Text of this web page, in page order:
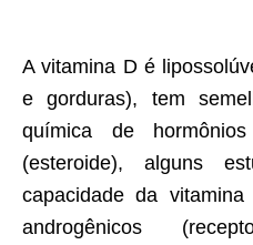
A vitamina D é
e gorduras), tem
química de
(esteroide), alguns
capacidade da
androgênicos